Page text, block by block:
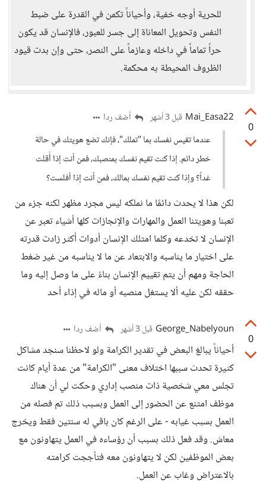
للحرية أوجه خفية، وأحياناً تكمن في القدرة على ضبط
النفس وتحويل المعاناة إلى جسر للعبور، فالإنسان قد يكون
حراً تماماً في داخله وعازماً على النصر، حتى وإن بدت قيود
الظروف المحيطة به محكمة.
0
Mai_Easa22 قبل 3 أشهر
أضف ردا
عندما تقيس نفسك بما "تملك"، فإنك تضع هويتك في حالة
خطر دائم. إذا كنت تقيم نفسك بمنصبك، فمن أنت إذا أُقلت
غداً؟ وإذا كنت تقيم نفسك بمالك، فمن أنت إذا أفلست؟
لكن هذا لا يحدث دائمًا ما نملكه ليس مجرد مظهر لكنه جزء من
تعبنا وهويتنا العمل والمهارات والإنجازات كلها أشياء تعبر عن
الإنسان لا تخدعه وكلما امتلك الإنسان أدوات أكثر زادت قدرته
على اختيار ما يناسبه والابتعاد عن ما لا يناسبه من غير ضغط
الحاجة ومهم أن يتم تقييم الإنسان بناءً على ما وصل إليه وما
حققه لكن عليه ألا يستغل منصبه أو ماله في إذاء أحد
0
George_Nabelyoun قبل 3 أشهر أضف ردا
أحياناً يبالغ البعض في تقدير الكرامة ولو لاحظنا سنجد مشاكل
كثيرة تحدث سببها اختلاف معنى "الكرامة" من عدة أيام كانت
تجلس معي شخصية ذات منصب إداري وحكت لي أن هناك
موظف امتنع عن الحضور إلى العمل وبسبب ذلك تم فصله من
العمل بسبب غيابه - على الرغم كان باقي له سنتين فقط ويخرج
معاش. وقد فعل ذلك بسبب أن رؤساءه في العمل يتهاونون مع
بعض الموظفين لكن لا يتهاونون معه فتأججت كرامته
بالاعتراض وغاب عن العمل.